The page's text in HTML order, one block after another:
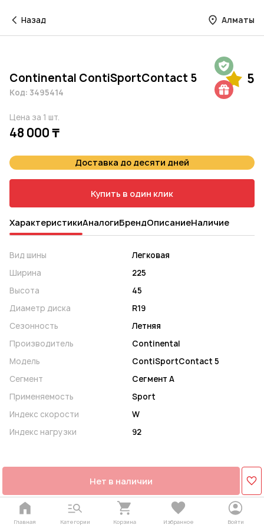
Назад Алматы
Continental ContiSportContact 5 5
Код: 3495414
Цена за 1 шт.
48 000 ₸
Доставка до десяти дней
Купить в один клик
ХарактеристикиАналогиБрендОписаниеНаличие
Вид шины
Легковая
Ширина
225
Высота
45
Диаметр диска
R19
Сезонность
Летняя
Производитель
Continental
Модель
ContiSportContact 5
Сегмент
Сегмент A
Применяемость
Sport
Индекс скорости
W
Индекс нагрузки
92
Нет в наличии
Главная Категории Корзина Избранное Войти